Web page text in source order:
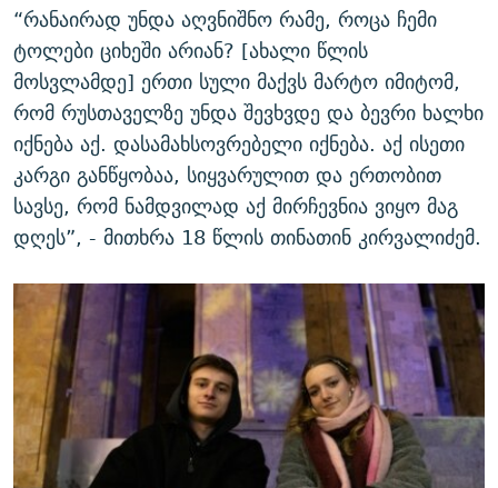
“რანაირად უნდა აღვნიშნო რამე, როცა ჩემი
ტოლები ციხეში არიან? [ახალი წლის
მოსვლამდე] ერთი სული მაქვს მარტო იმიტომ,
რომ რუსთაველზე უნდა შევხვდე და ბევრი ხალხი
იქნება აქ. დასამახსოვრებელი იქნება. აქ ისეთი
კარგი განწყობაა, სიყვარულით და ერთობით
სავსე, რომ ნამდვილად აქ მირჩევნია ვიყო მაგ
დღეს”, - მითხრა 18 წლის თინათინ კირვალიძემ.